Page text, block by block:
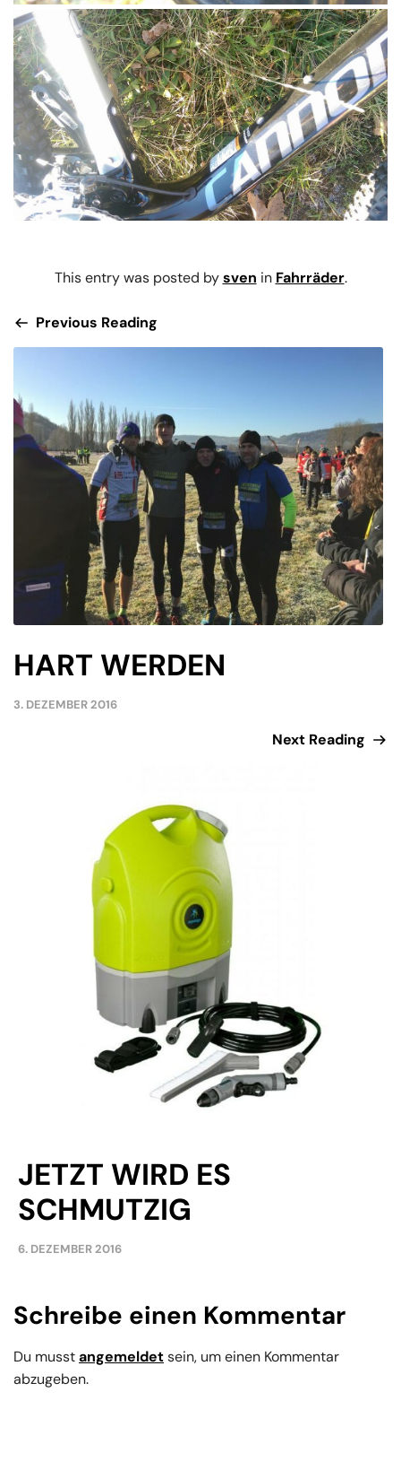
This entry was posted bysven in Fahrräder.
Previous Reading
HART WERDEN
3. DEZEMBER 2016
Next Reading
JETZT WIRD ES
SCHMUTZIG
6. DEZEMBER 2016
Schreibe einen Kommentar
Du musstangemeldetsein, um einen Kommentar
abzugeben.